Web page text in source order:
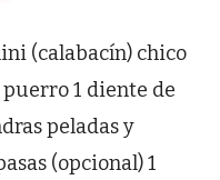
(calabacín) chico
puerro 1 diente de
peladas y
(opcional) 1